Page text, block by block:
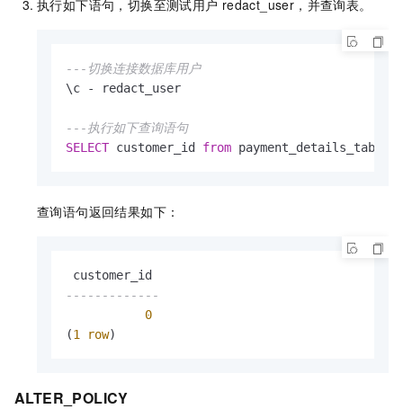
执行如下语句，切换至测试用户 redact_user，并查询表。
---切换连接数据库用户
\c
- redact_user
---执行如下查询语句
SELECT customer_id from payment_details_tab
查询语句返回结果如下：
-------------
0
(1 row)
ALTER_POLICY